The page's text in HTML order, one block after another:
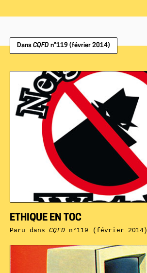
Dans CQFD n°119 (février 2014)
ETHIQUE EN TOC
Paru dansCQFDn°119 (février 2014)